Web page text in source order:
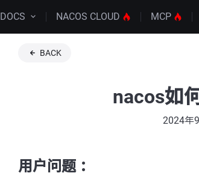
DOCS NACOS CLOUD MCP
BACK
nacos如
2024年
用户问题 ：